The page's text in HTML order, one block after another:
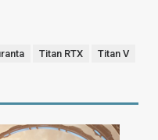
Titan RTX
Titan V